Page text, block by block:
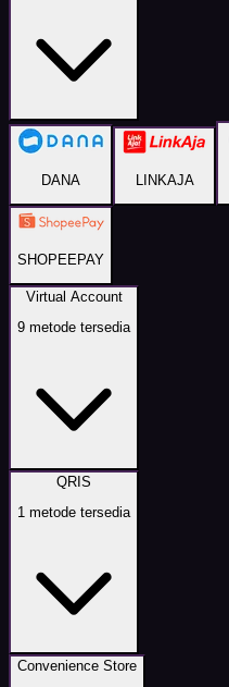
DANA LINKAJA
SHOPEEPAY
Virtual Account
9 metode tersedia
QRIS
1 metode tersedia
Convenience Store